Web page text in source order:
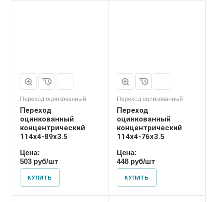
Переход оцинкованный
Переход
оцинкованный
концентрический
114х4-89х3.5
Цена:
503 руб/шт
КУПИТЬ
Переход оцинкованный
Переход
оцинкованный
концентрический
114х4-76х3.5
Цена:
448 руб/шт
КУПИТЬ